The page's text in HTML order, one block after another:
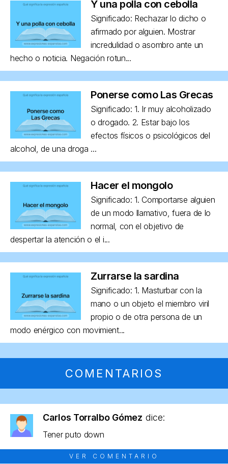
Y una polla con cebolla
Significado: Rechazar lo dicho o
afirmado por alguien. Mostrar
incredulidad o asombro ante un
hecho o noticia. Negación rotun...
Ponerse como Las Grecas
Significado: 1. Ir muy alcoholizado
o drogado. 2. Estar bajo los
efectos físicos o psicológicos del
alcohol, de una droga ...
Hacer el mongolo
Significado: 1. Comportarse alguien
de un modo llamativo, fuera de lo
normal, con el objetivo de
despertar la atención o el i...
Zurrarse la sardina
Significado: 1. Masturbar con la
mano o un objeto el miembro viril
propio o de otra persona de un
modo enérgico con movimient...
COMENTARIOS
Carlos Torralbo Gómez dice:
Tener puto down
VER COMENTARIO